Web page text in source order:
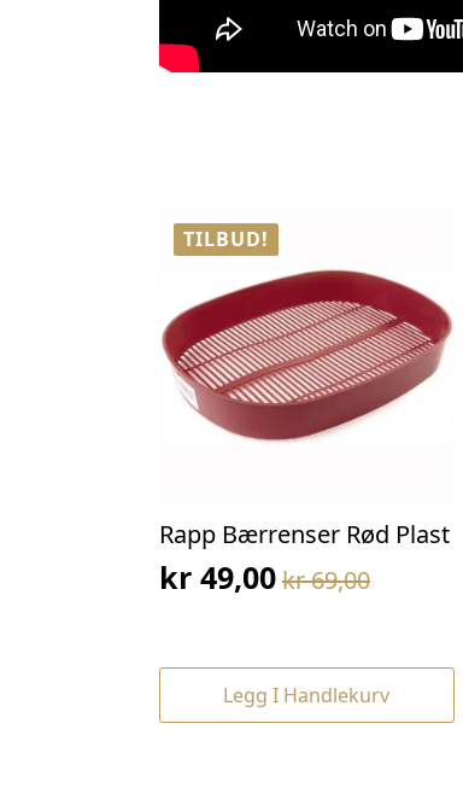
TILBUD!
Rapp Bærrenser Rød Plast
kr69,00
Opprinnelig
var:
kr 69,00.
kr 49,00
Nåværende
er:
kr 49,00.
Legg I Handlekurv